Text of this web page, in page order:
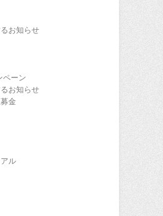
お知らせ
ペーン
お知らせ
金
ル